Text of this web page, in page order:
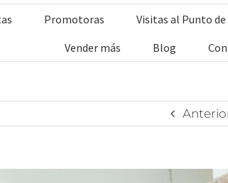
Promotoras Visitas al Punto de
Vender más
Blog